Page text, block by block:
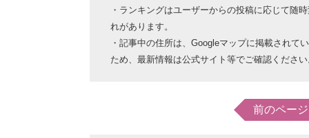
・ランキングはユーザーからの投稿に応じて随
れがあります。
・記事中の住所は、Googleマップに掲載されて
ため、最新情報は公式サイト等でご確認くださ
前のページ